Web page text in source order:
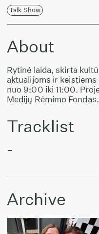
Talk Show
About
Rytinė laida, skirta
aktualijoms ir
nuo 9:00 iki 11:00.
Medijų Rėmimo Fondas.
Tracklist
–
Archive